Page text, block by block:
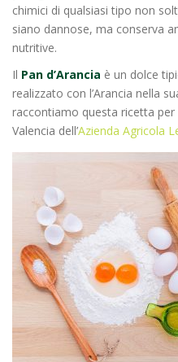
chimici di qualsiasi tipo non
siano dannose, ma conserva
nutritive.
Il Pan d’Arancia è un dolce
realizzato con l’Arancia nella
raccontiamo questa ricetta
Valencia dell’Azienda Agricola